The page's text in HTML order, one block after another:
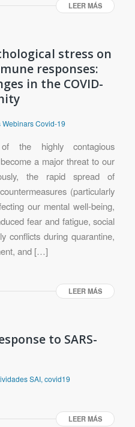
LEER MÁS
stress on
responses:
in the COVID-
Webinars Covid-19
the highly contagious
a major threat to our
the rapid spread of
(particularly
our mental well-being,
fear and fatigue, social
conflicts during quarantine,
and […]
LEER MÁS
to SARS-
SAI, covid19
LEER MÁS